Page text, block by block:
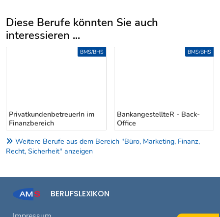
Diese Berufe könnten Sie auch
interessieren ...
Uber weitere Berufsvorschläge
PrivatkundenbetreuerIn im
Finanzbereich
BMS/BHS
BankangestellteR - Back-
Office
BMS/BHS
Weitere Berufe aus dem Bereich "Büro, Marketing, Finanz,
Recht, Sicherheit" anzeigen
BERUFSLEXIKON